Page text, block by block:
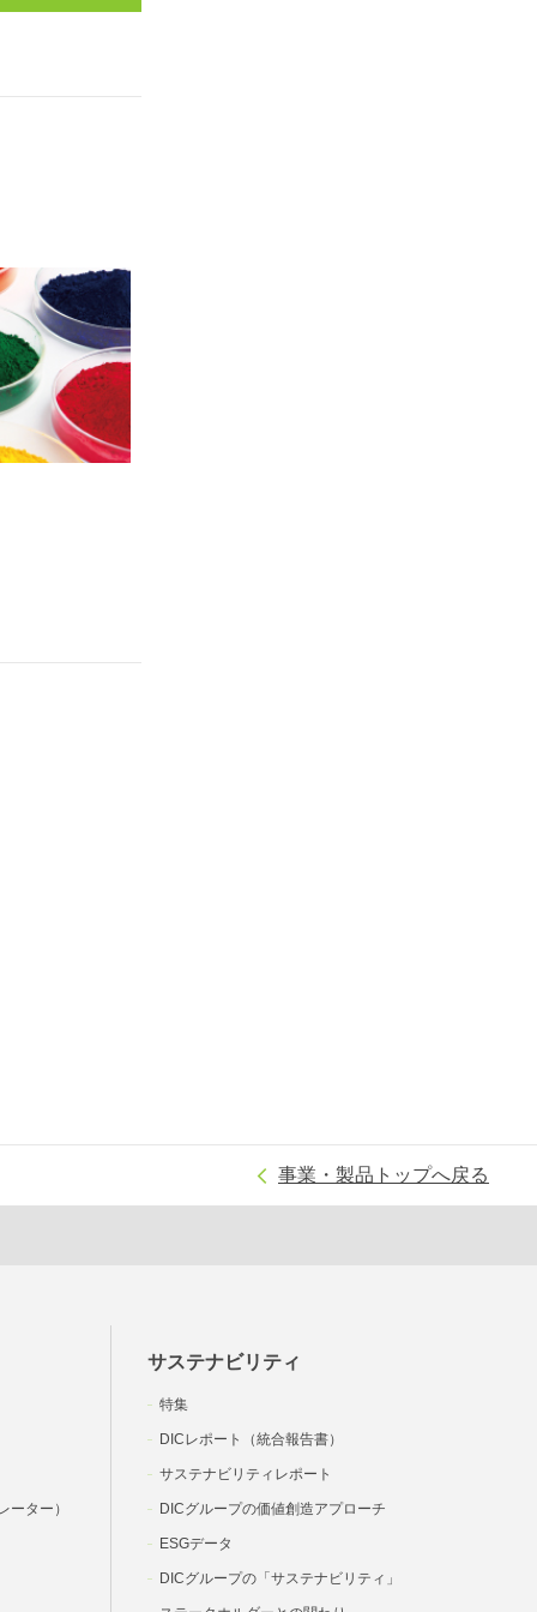
事業・製品トップへ戻る
ーター）
サステナビリティ
特集
DICレポート（統合報告書）
サステナビリティレポート
DICグループの価値創造アプローチ
ESGデータ
DICグループの「サステナビリティ」